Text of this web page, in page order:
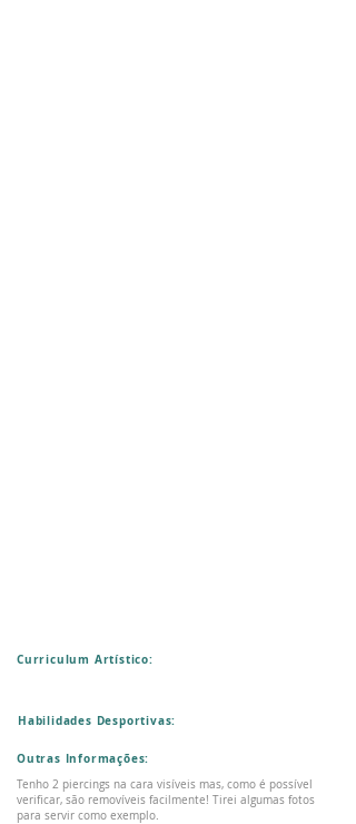
Curriculum Artístico:
Habilidades Desportivas:
Outras Informações:
Tenho 2 piercings na cara visíveis mas, como é possível
verificar, são removíveis facilmente! Tirei algumas fotos
para servir como exemplo.